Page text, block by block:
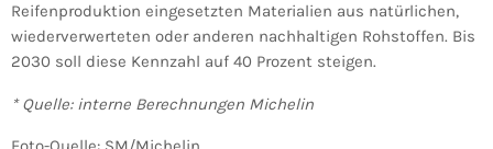
Reifenproduktion eingesetzten Materialien aus natürlichen,
wiederverwerteten oder anderen nachhaltigen Rohstoffen. Bis
2030 soll diese Kennzahl auf 40 Prozent steigen.
* Quelle: interne Berechnungen Michelin